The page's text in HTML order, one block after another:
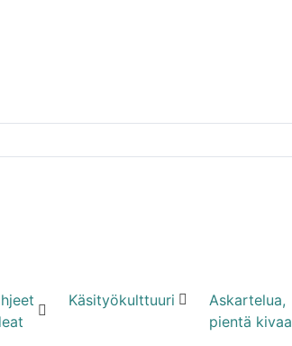
Käsityökulttuuri
Askartelua,
pientä kivaa